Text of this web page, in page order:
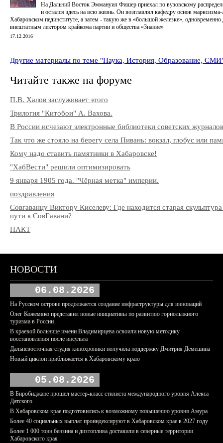
На Дальний Восток Эммануил Фишер приехал по вузовскому
и остался здесь на всю жизнь. Он возглавлял кафедру основ
Хабаровском пединституте, а затем - такую же в «большой железке», одновременно
внештатным лектором крайкома партии и общества «Знание»
17.12.2016
Другие материалы по теме "Наука, История, Образование,
Читайте также на форуме
П.В. Халов заслуживает этого
Трилогия "Китобои" А. Вахова.
В России исчезают электронные библиотеки советских журналов
Так что же стояло на берегу села Пивань: вокзал, глобус или
Кому надо ставить памятники в Хабаровске!
"ХабВести" решили оптимизировать
9 января 1905 года. "Чёрная метка" империи.
поздравления
Совгаванцу Виктору Киселеву: Где находится старая
пути к СовГавани?
ПАКТ
НОВОСТИ
06.08.2026
На Русском острове продолжается создание инфраструктуры для инноваций
Олег Кожемяко представил новые инициативы по развитию горнолыжного
туризма в России
В краевой больнице имени Владимирцева освоили новую методику
восстановления после инсульта
Дальневосточная студия кинохроники получила поддержку Дмитрия Демешина
Новый циклон приближается к Хабаровскому краю
05.08.2026
В Биробиджане прошел мастер-класс стилиста международного уровня Алекса
Датского
В Хабаровском крае подготовились к возможному повышению уровня Амура
Более 40 социальных выплат проиндексируют в Хабаровском крае в 2027 году
Более 1 000 тонн бензина и дизтоплива доставили в северные территории
Хабаровского края